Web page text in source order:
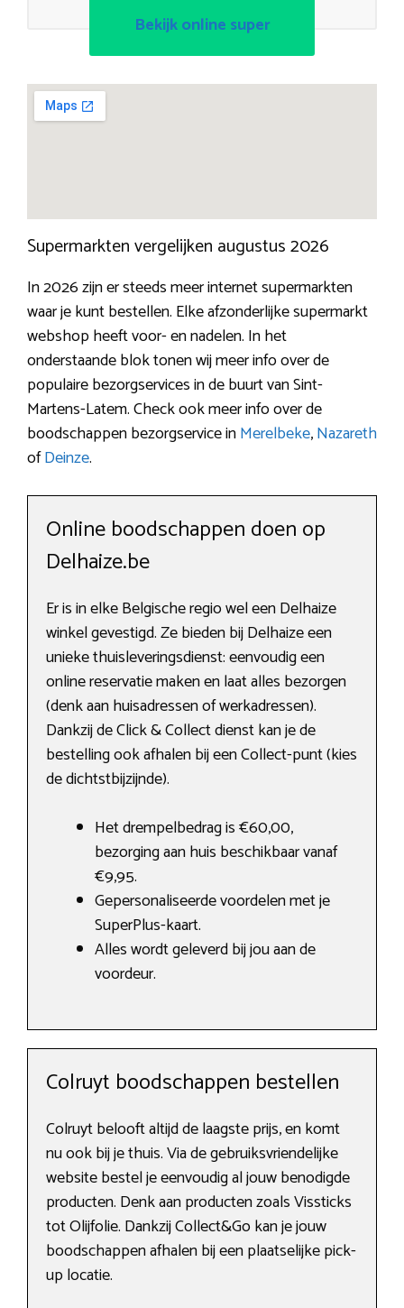
Bekijk online super
Supermarkten vergelijken augustus 2026
In 2026 zijn er steeds meer internet supermarkten
waar je kunt bestellen. Elke afzonderlijke supermarkt
webshop heeft voor- en nadelen. In het
onderstaande blok tonen wij meer info over de
populaire bezorgservices in de buurt van Sint-
Martens-Latem. Check ook meer info over de
boodschappen bezorgservice inMerelbeke,Nazareth
ofDeinze.
Online boodschappen doen op
Delhaize.be
Er is in elke Belgische regio wel een Delhaize
winkel gevestigd. Ze bieden bij Delhaize een
unieke thuisleveringsdienst: eenvoudig een
online reservatie maken en laat alles bezorgen
(denk aan huisadressen of werkadressen).
Dankzij de Click & Collect dienst kan je de
bestelling ook afhalen bij een Collect-punt (kies
de dichtstbijzijnde).
Het drempelbedrag is €60,00,
bezorging aan huis beschikbaar vanaf
€9,95.
Gepersonaliseerde voordelen met je
SuperPlus-kaart.
Alles wordt geleverd bij jou aan de
voordeur.
Colruyt boodschappen bestellen
Colruyt belooft altijd de laagste prijs, en komt
nu ook bij je thuis. Via de gebruiksvriendelijke
website bestel je eenvoudig al jouw benodigde
producten. Denk aan producten zoals Vissticks
tot Olijfolie. Dankzij Collect&Go kan je jouw
boodschappen afhalen bij een plaatselijke pick-
up locatie.